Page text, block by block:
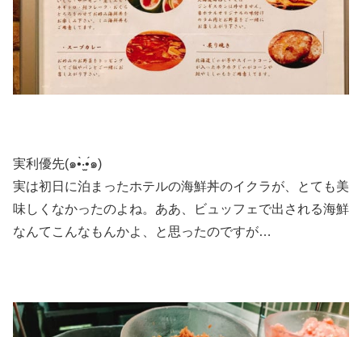
実利優先(๑•̀‧̫•́๑)
実は初日に泊まったホテルの海鮮丼のイクラが、とても美
味しくなかったのよね。ああ、ビュッフェで出される海鮮
なんてこんなもんかよ、と思ったのですが…